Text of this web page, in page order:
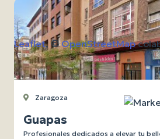
Leaflet, ©OpenStreetMap
Zaragoza
Guapas
Profesionales dedicados a elevar tu